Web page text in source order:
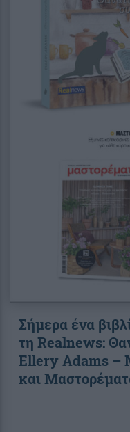
Σήμερα ένα
τη Realnews:
Ellery Adams –
και